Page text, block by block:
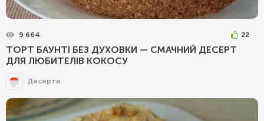
9 664 22
ТОРТ БАУНТІ БЕЗ ДУХОВКИ — СМАЧНИЙ ДЕСЕРТ
ДЛЯ ЛЮБИТЕЛІВ КОКОСУ
Десерти